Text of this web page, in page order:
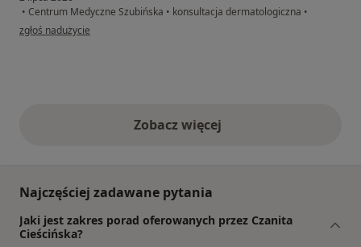
• Centrum Medyczne Szubińska • konsultacja dermatologiczna •
w opinii użytkownika Agnieszka
zgłoś nadużycie
Zobacz więcejopinie powyżej
Najczęściej zadawane pytania
Jaki jest zakres porad oferowanych przez Czanita
Cieścińska?